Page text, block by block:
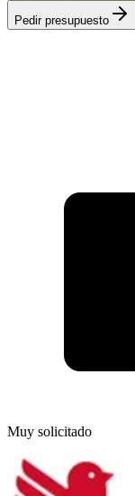
Pedir presupuesto
Muy solicitado